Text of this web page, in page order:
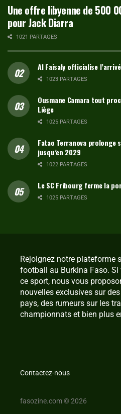
Une offre libyenne de 500
pour Jack Diarra
1021 PARTAGES
Al Faisaly officialise
1023 PARTAGES
Ousmane Camara tout
Liège
1025 PARTAGES
Fatao Terranova prolonge
jusqu’en 2029
1022 PARTAGES
Le SC Fribourg ferme la
1025 PARTAGES
Rejoignez notre plateforme
football au Burkina Faso.
ce sport, nous vous
nouvelles exclusives sur
pays, des rumeurs sur les
championnats et bien plus
Contactez-nous
fasozine.com © 2026